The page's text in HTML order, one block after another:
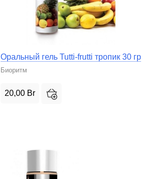
Оральный гель Tutti-frutti тропик 30 гр
Биоритм
20,00 Br